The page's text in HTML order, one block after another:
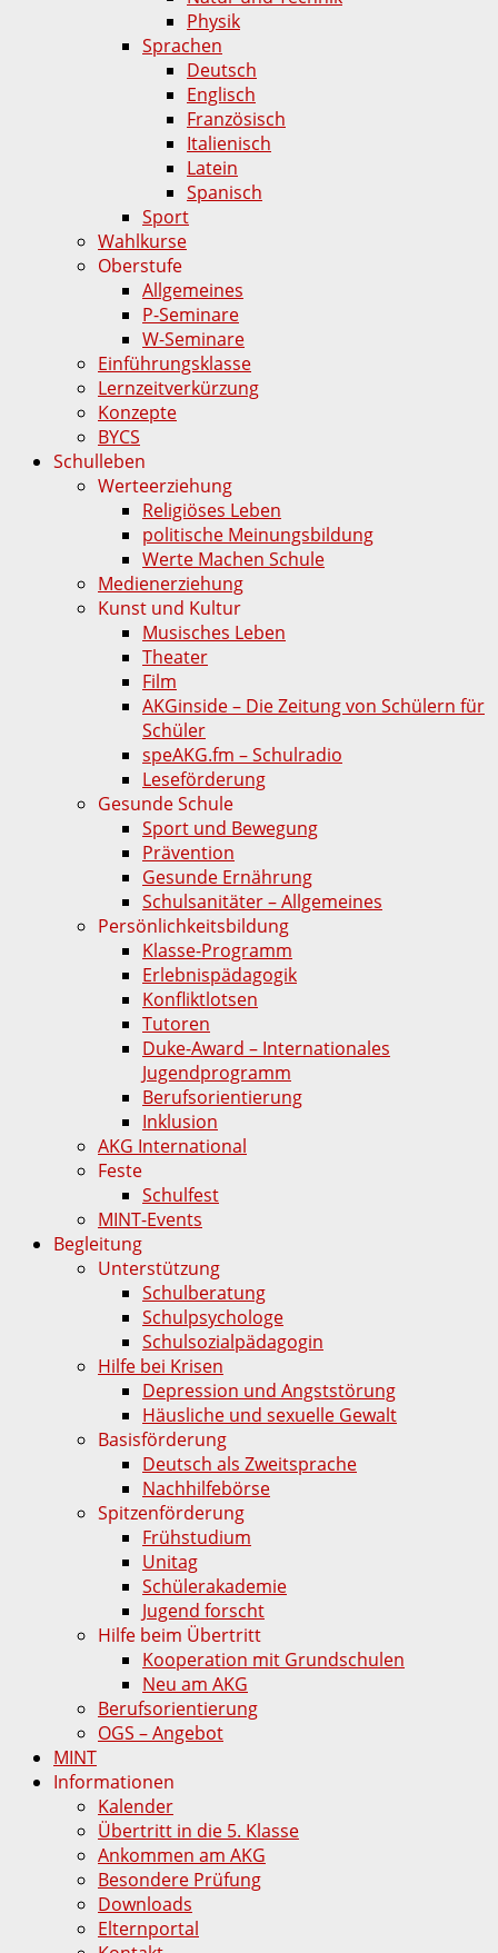
Physik
Sprachen
Deutsch
Englisch
Französisch
Italienisch
Latein
Spanisch
Sport
Wahlkurse
Oberstufe
Allgemeines
P-Seminare
W-Seminare
Einführungsklasse
Lernzeitverkürzung
Konzepte
BYCS
Schulleben
Werteerziehung
Religiöses Leben
politische Meinungsbildung
Werte Machen Schule
Medienerziehung
Kunst und Kultur
Musisches Leben
Theater
Film
AKGinside – Die Zeitung von Schülern für
Schüler
speAKG.fm – Schulradio
Leseförderung
Gesunde Schule
Sport und Bewegung
Prävention
Gesunde Ernährung
Schulsanitäter – Allgemeines
Persönlichkeitsbildung
Klasse-Programm
Erlebnispädagogik
Konfliktlotsen
Tutoren
Duke-Award – Internationales
Jugendprogramm
Berufsorientierung
Inklusion
AKG International
Feste
Schulfest
MINT-Events
Begleitung
Unterstützung
Schulberatung
Schulpsychologe
Schulsozialpädagogin
Hilfe bei Krisen
Depression und Angststörung
Häusliche und sexuelle Gewalt
Basisförderung
Deutsch als Zweitsprache
Nachhilfebörse
Spitzenförderung
Frühstudium
Unitag
Schülerakademie
Jugend forscht
Hilfe beim Übertritt
Kooperation mit Grundschulen
Neu am AKG
Berufsorientierung
OGS – Angebot
MINT
Informationen
Kalender
Übertritt in die 5. Klasse
Ankommen am AKG
Besondere Prüfung
Downloads
Elternportal